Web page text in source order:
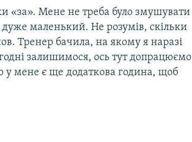
«за». Мене не треба було змушувати
маленький. Не розумів, скільки
Тренер бачила, на якому я наразі
залишимося, ось тут допрацюємо
у мене є ще додаткова година, щоб